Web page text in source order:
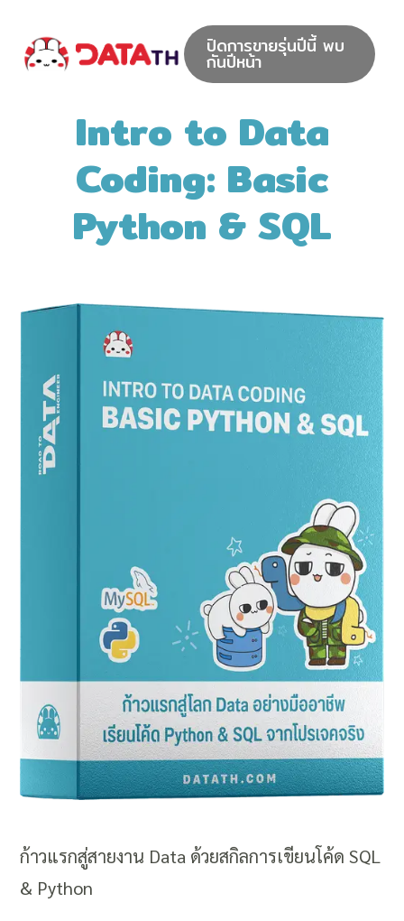
ปิดการขายรุ่นปีนี้ พบ
กันปีหน้า
Intro to Data
Coding: Basic
Python & SQL
ก้าวแรกสู่สายงาน Data ด้วยสกิลการเขียนโค้ด SQL
& Python